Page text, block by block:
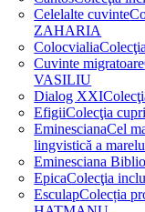
Celelalte cuvinte
ZAHARIA
Colocvialia
Cuvinte migratoare
VASILIU
Dialog XXI
EfigiiColecţia
EminescianaCel
lingvistică a
Eminesciana
EpicaColecţia
EsculapColecția